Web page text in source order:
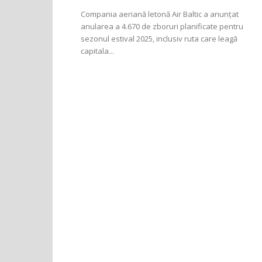
Compania aeriană letonă Air Baltic a anunțat
anularea a 4.670 de zboruri planificate pentru
sezonul estival 2025, inclusiv ruta care leagă
capitala...